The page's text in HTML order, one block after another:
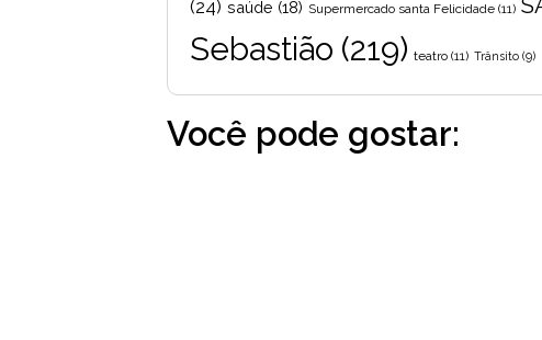
(24) saúde (18) Supermercado santa Felicidade (11)
Sebastião (219) teatro (11) Trânsito (9)
Você pode gostar: